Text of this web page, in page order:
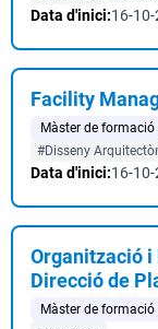
Data d'inici:16-
Facility
Màster de
#Disseny
Data d'inici:16-
Organització i
Direcció de
Màster de